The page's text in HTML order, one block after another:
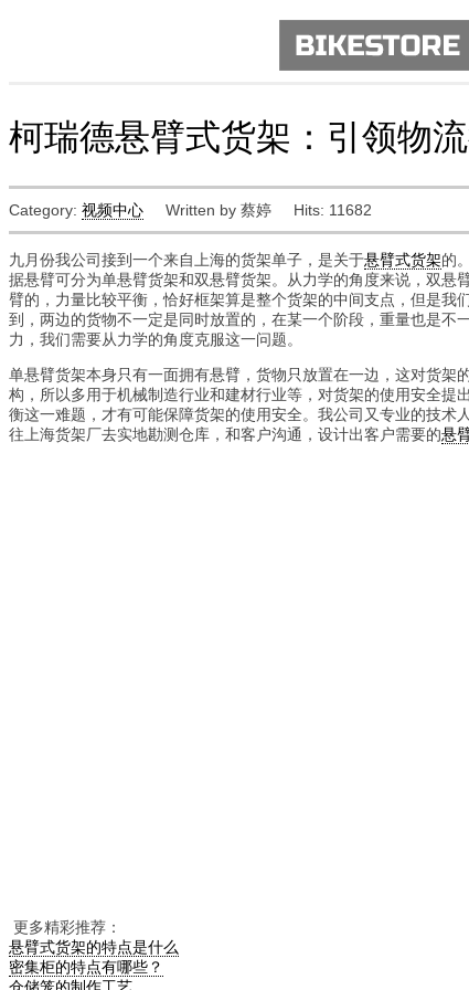
柯瑞德悬臂式货架：引领物
Category: 视频中心 Written by 蔡婷 Hits: 11682
九月份我公司接到一个来自上海的货架单子，是关于悬臂式货架的
据悬臂可分为单悬臂货架和双悬臂货架。从力学的角度来说，双悬
臂的，力量比较平衡，恰好框架算是整个货架的中间支点，但是我
到，两边的货物不一定是同时放置的，在某一个阶段，重量也是不
力，我们需要从力学的角度克服这一问题。
单悬臂货架本身只有一面拥有悬臂，货物只放置在一边，这对货架
构，所以多用于机械制造行业和建材行业等，对货架的使用安全提
衡这一难题，才有可能保障货架的使用安全。我公司又专业的技术
往上海货架厂去实地勘测仓库，和客户沟通，设计出客户需要的悬
更多精彩推荐：
悬臂式货架的特点是什么
密集柜的特点有哪些？